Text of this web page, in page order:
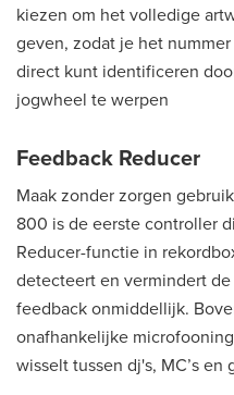
kiezen om het volledige
geven, zodat je het
direct kunt identificeren
jogwheel te
Feedback Reducer
Maak zonder zorgen
800 is de eerste controller
Reducer-functie in
detecteert en vermindert
feedback onmiddellijk.
onafhankelijke
wisselt tussen dj's,